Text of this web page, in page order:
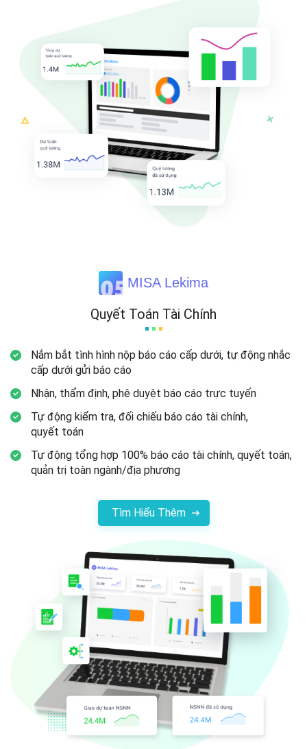
MISA Lekima
Quyết Toán Tài Chính
Nắm bắt tình hình nộp báo cáo cấp dưới, tự động nhắc
cấp dưới gửi báo cáo
Nhận, thẩm định, phê duyệt báo cáo trực tuyến
Tự động kiểm tra, đối chiếu báo cáo tài chính,
quyết toán
Tự động tổng hợp 100% báo cáo tài chính, quyết toán,
quản trị toàn ngành/địa phương
Tìm Hiểu Thêm